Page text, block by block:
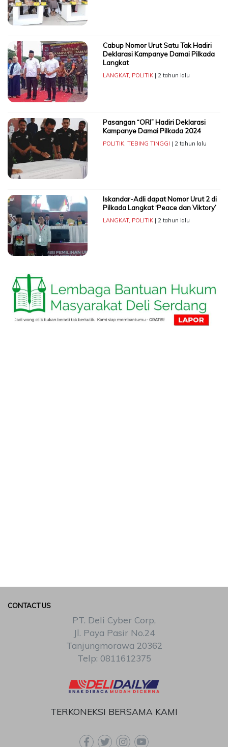
Cabup Nomor Urut Satu Tak Hadiri
Deklarasi Kampanye Damai Pilkada
Langkat
LANGKAT, POLITIK| 2 tahun lalu
Pasangan “ORI” Hadiri Deklarasi
Kampanye Damai Pilkada 2024
POLITIK, TEBING TINGGI | 2 tahun lalu
Iskandar-Adli dapat Nomor Urut 2 di
Pilkada Langkat ‘Peace dan Viktory’
LANGKAT, POLITIK| 2 tahun lalu
TERKONEKSI BERSAMA KAMI
CONTACT US
PT. Deli Cyber Corp,
Jl. Paya Pasir No.24
Tanjungmorawa 20362
Telp: 0811612375